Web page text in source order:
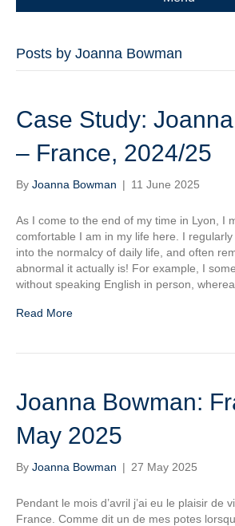
Posts by Joanna Bowman
Case Study:
– France, 2024/25
By Joanna Bowman | 11 June 2025
As I come to the end of my time in Lyon, I
comfortable I am in my life here. I
into the normalcy of daily life, and often
abnormal it actually is! For example, I
without speaking English in person,
Read More
Joanna Bowman:
May 2025
By Joanna Bowman | 27 May 2025
Pendant le mois d’avril j’ai eu le plaisir de
France. Comme dit un de mes potes